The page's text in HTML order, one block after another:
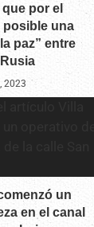
por el
posible una
paz” entre
2023
un
en el canal